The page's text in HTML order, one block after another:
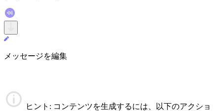
メッセージを編集
ヒント : コンテンツを生成するには、以下のアクショ